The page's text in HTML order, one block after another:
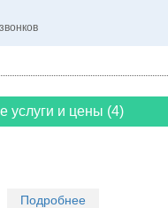
звонков
услуги и цены (4)
Подробнее